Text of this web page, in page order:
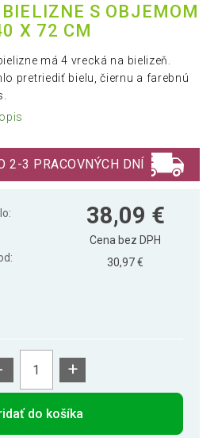
S OBJEMOM
X 72 CM
má 4 vrecká na bielizeň.
pretriediť bielu, čiernu a farebnú
2-3 PRACOVNÝCH DNÍ
38,09 €
Cena bez DPH
30,97 €
+
do košíka